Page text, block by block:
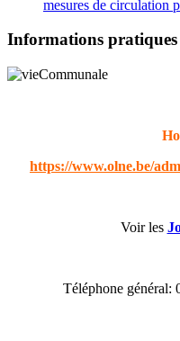
mesures de circulation
Informations pratiques
https://www.olne.be/
Voir les
Téléphone général: